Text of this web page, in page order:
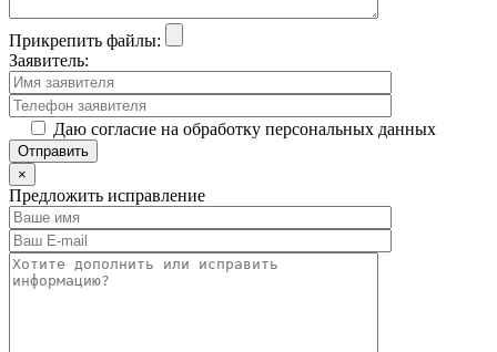
Прикрепить файлы:
Заявитель:
Даю согласие на обработку персональных данных
×
Предложить исправление